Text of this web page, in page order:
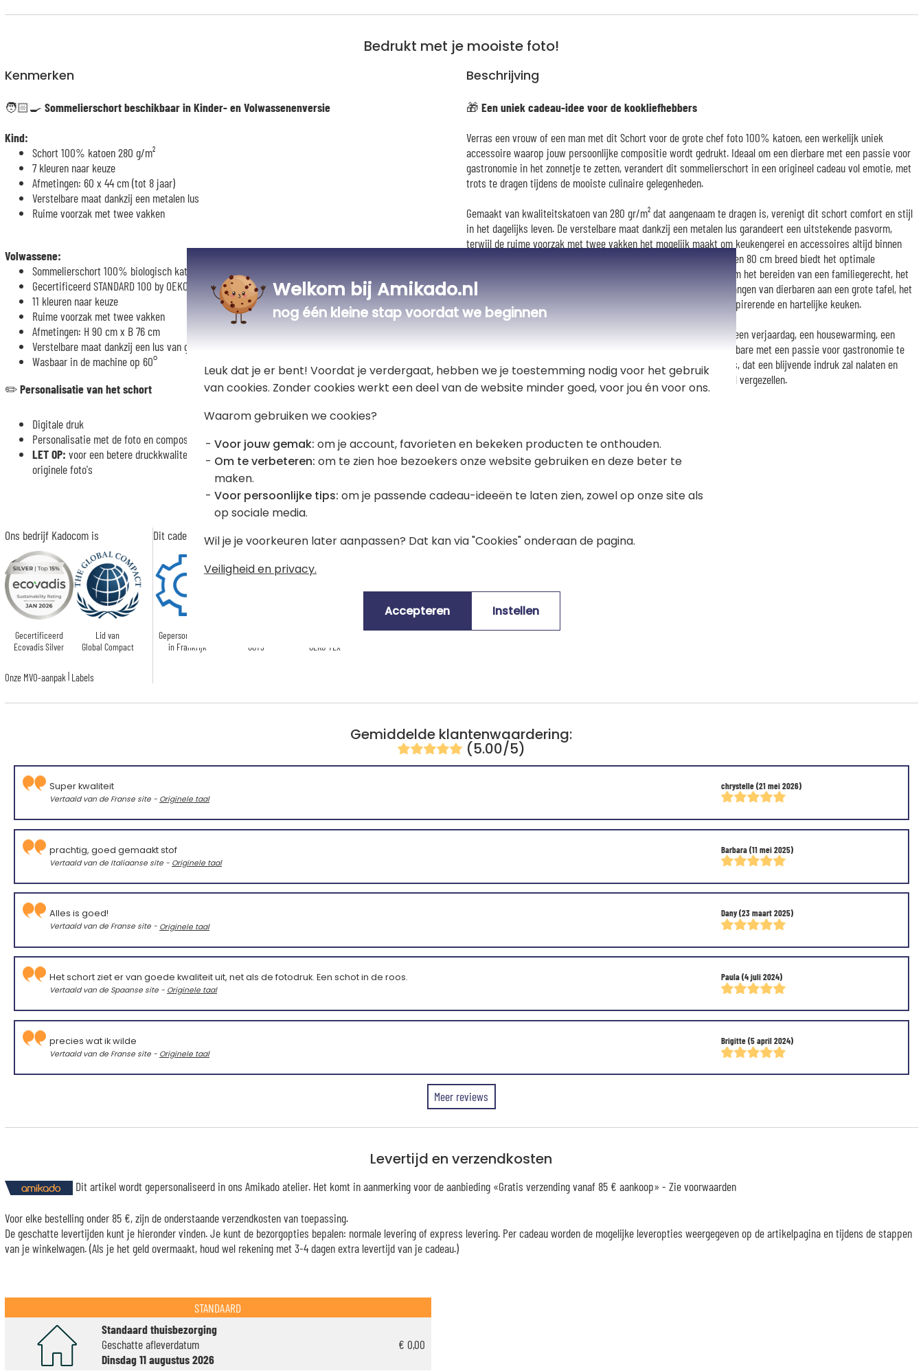
Bedrukt met je mooiste foto!
Kenmerken
🧑🏻‍🍳 Sommelierschort beschikbaar in Kinder- en Volwassenenversie
Kind:
Schort 100% katoen 280 g/m²
7 kleuren naar keuze
Afmetingen: 60 x 44 cm (tot 8 jaar)
Verstelbare maat dankzij een metalen lus
Ruime voorzak met twee vakken
Volwassene:
Sommelierschort 100% biologisch katoen 280 gr/m²
Gecertificeerd STANDARD 100 by OEKO-TEX®
11 kleuren naar keuze
Ruime voorzak met twee vakken
Afmetingen: H 90 cm x B 76 cm
Verstelbare maat dankzij een lus van gerecycled plastic
Wasbaar in de machine op 60°
✏️Personalisatie van het schort
Digitale druk
Personalisatie met de foto en compositie naar jouw keuze
LET OP: voor een betere druckkwaliteit verzoeken wij je om geen screenshots te gebruiken, maar de
originele foto's
Ons bedrijf Kadocom is
Gecertificeerd
Ecovadis Silver
Lid van
Global Compact
Onze MVO-aanpak | Labels
Dit cadeau is
Gepersonaliseerd
in Frankrijk
GOTS
OEKO-TEX
Beschrijving
🎁Een uniek cadeau-idee voor de kookliefhebbers
Verras een vrouw of een man met dit Schort voor de grote chef foto 100% katoen, een werkelijk uniek
accessoire waarop jouw persoonlijke compositie wordt gedrukt. Ideaal om een dierbare met een passie voor
gastronomie in het zonnetje te zetten, verandert dit sommelierschort in een origineel cadeau vol emotie, met
trots te dragen tijdens de mooiste culinaire gelegenheden.
Gemaakt van kwaliteitskatoen van 280 gr/m² dat aangenaam te dragen is, verenigt dit schort comfort en stijl
in het dagelijks leven. De verstelbare maat dankzij een metalen lus garandeert een uitstekende pasvorm,
terwijl de ruime voorzak met twee vakken het mogelijk maakt om keukengerei en accessoires altijd binnen
handbereik te houden. Met zijn royale afmetingen van 85 cm hoog en 80 cm breed biedt het optimale
bescherming tijdens de bereiding van maaltijden. Of het nu gaat om het bereiden van een familiegerecht, het
organiseren van een gezellige maaltijd onder vrienden of het ontvangen van dierbaren aan een grote tafel, het
wordt al snel de onmisbare bondgenoot van de liefhebbers van inspirerende en hartelijke keuken.
Dit gepersonaliseerde schort is een uitstekend cadeau-idee voor een verjaardag, een housewarming, een
vader- of moederdag, een vrijgezellenfeest of gewoon om een dierbare met een passie voor gastronomie te
plezieren. Een cadeau dat tegelijk nuttig, origineel en vol emotie is, dat een blijvende indruk zal nalaten en
talloze mooie momenten van delen en gezelligheid in de keuken zal vergezellen.
Wasbaar in de machine op 60°
Gemiddelde klantenwaardering:
(5.00/5)
chrystelle(21 mei 2026)
Super kwaliteit
Vertaald van de Franse site - Originele taal
Barbara(11 mei 2025)
prachtig, goed gemaakt stof
Vertaald van de Italiaanse site - Originele taal
Dany(23 maart 2025)
Alles is goed!
Vertaald van de Franse site - Originele taal
Paula(4 juli 2024)
Het schort ziet er van goede kwaliteit uit, net als de fotodruk. Een schot in de roos.
Vertaald van de Spaanse site - Originele taal
Brigitte(5 april 2024)
precies wat ik wilde
Vertaald van de Franse site - Originele taal
Meer reviews
Levertijd en verzendkosten
Dit artikel wordt gepersonaliseerd in ons Amikado atelier. Het komt in aanmerking voor de aanbieding «Gratis verzending vanaf 85 € aankoop» - Zie voorwaarden
Voor elke bestelling onder 85 €, zijn de onderstaande verzendkosten van toepassing.
De geschatte levertijden kunt je hieronder vinden. Je kunt de bezorgopties bepalen: normale levering of express levering. Per cadeau worden de mogelijke leveropties weergegeven op de artikelpagina en tijdens de stappen
van je winkelwagen. (Als je het geld overmaakt, houd wel rekening met 3-4 dagen extra levertijd van je cadeau.)
STANDAARD
Standaard thuisbezorging
Geschatte afleverdatum
Dinsdag 11 augustus 2026
€ 0,00
Welkom bij Amikado.nl
nog één kleine stap voordat we beginnen
Leuk dat je er bent! Voordat je verdergaat, hebben we je toestemming nodig voor het gebruik
van cookies. Zonder cookies werkt een deel van de website minder goed, voor jou én voor ons.
Waarom gebruiken we cookies?
Voor jouw gemak: om je account, favorieten en bekeken producten te onthouden.
Om te verbeteren: om te zien hoe bezoekers onze website gebruiken en deze beter te
maken.
Voor persoonlijke tips: om je passende cadeau-ideeën te laten zien, zowel op onze site als
op sociale media.
Wil je je voorkeuren later aanpassen? Dat kan via "Cookies" onderaan de pagina.
Veiligheid en privacy.
Accepteren Instellen